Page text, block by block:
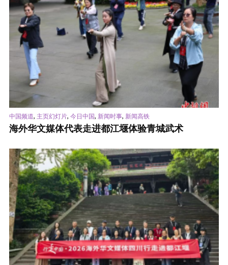
中国频道, 主页幻灯片, 今日中国, 新闻时事, 新闻高铁
海外华文媒体代表走进都江堰体验青城武术